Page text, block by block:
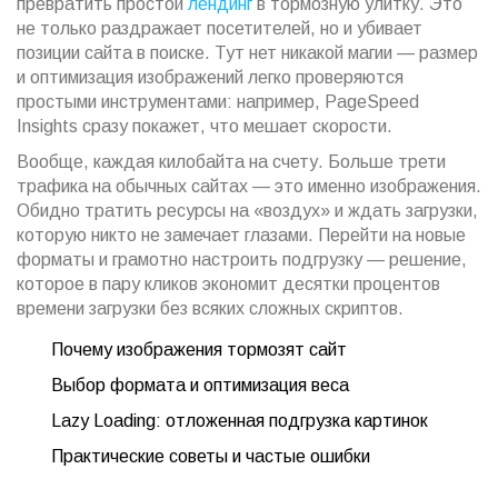
превратить простой лендинг в тормозную улитку. Это
не только раздражает посетителей, но и убивает
позиции сайта в поиске. Тут нет никакой магии — размер
и оптимизация изображений легко проверяются
простыми инструментами: например, PageSpeed
Insights сразу покажет, что мешает скорости.
Вообще, каждая килобайта на счету. Больше трети
трафика на обычных сайтах — это именно изображения.
Обидно тратить ресурсы на «воздух» и ждать загрузки,
которую никто не замечает глазами. Перейти на новые
форматы и грамотно настроить подгрузку — решение,
которое в пару кликов экономит десятки процентов
времени загрузки без всяких сложных скриптов.
Почему изображения тормозят сайт
Выбор формата и оптимизация веса
Lazy Loading: отложенная подгрузка картинок
Практические советы и частые ошибки